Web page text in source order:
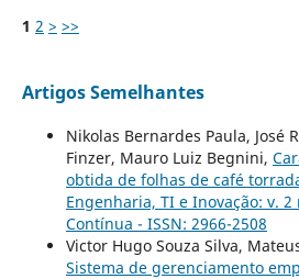
1 2 > >>
Artigos Semelhantes
Nikolas Bernardes Paula, José
Finzer, Mauro Luiz Begnini,
obtida de folhas de café
Engenharia, TI e Inovação: v.
Contínua - ISSN: 2966-2508
Victor Hugo Souza Silva,
Sistema de gerenciamento